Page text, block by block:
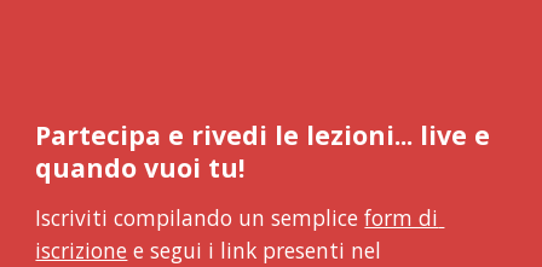
Partecipa e rivedi le lezioni... live e
quando vuoi tu!
Iscriviti compilando un semplice form di
iscrizione e segui i link presenti nel